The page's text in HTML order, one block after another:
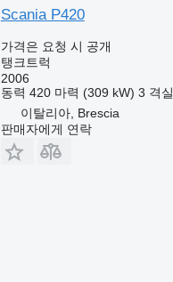
Scania P420
가격은 요청 시 공개
탱크트럭
2006
동력 420 마력 (309 kW) 3 격실
이탈리아, Brescia
판매자에게 연락